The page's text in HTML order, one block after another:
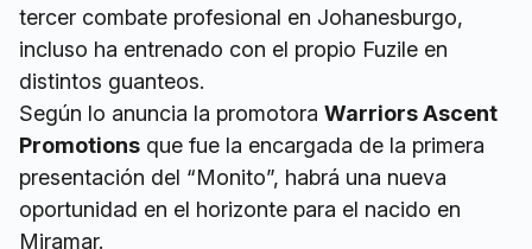
tercer combate profesional en Johanesburgo,
incluso ha entrenado con el propio Fuzile en
distintos guanteos.
Según lo anuncia la promotora Warriors Ascent
Promotions que fue la encargada de la primera
presentación del “Monito”, habrá una nueva
oportunidad en el horizonte para el nacido en
Miramar.